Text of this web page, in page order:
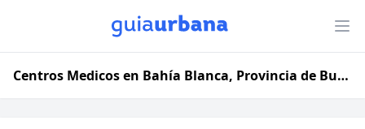
Centros Medicos en Bahía Blanca, Provincia de Buenos Aires